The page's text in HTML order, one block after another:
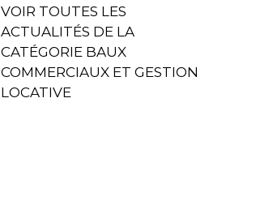
VOIR TOUTES LES
ACTUALITÉS DE LA
CATÉGORIE BAUX
COMMERCIAUX ET GESTION
LOCATIVE